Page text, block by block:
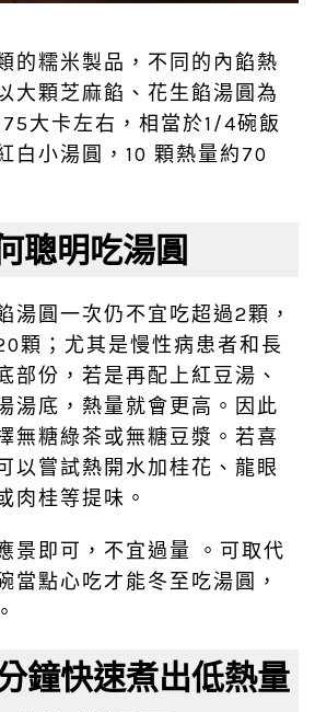
的糯米製品，不同的內餡熱
大顆芝麻餡、花生餡湯圓為
大卡左右，相當於1/4碗飯
白小湯圓，10 顆熱量約70
聰明吃湯圓
湯圓一次仍不宜吃超過2顆，
顆；尤其是慢性病患者和長
部份，若是再配上紅豆湯、
湯底，熱量就會更高。因此
無糖綠茶或無糖豆漿。若喜
以嘗試熱開水加桂花、龍眼
肉桂等提味。
景即可，不宜過量 。可取代
當點心吃才能冬至吃湯圓，
鐘快速煮出低熱量